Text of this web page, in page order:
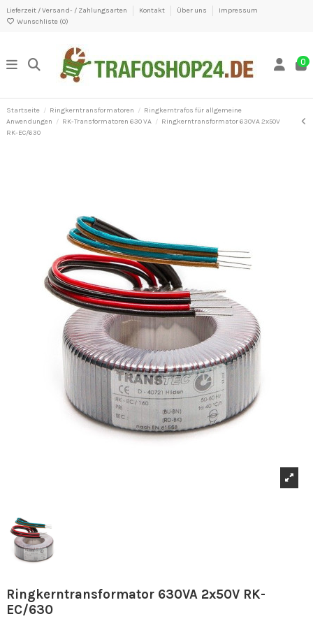
Lieferzeit / Versand- / Zahlungsarten Kontakt Über uns
Impressum
Wunschliste (0)
0
Startseite Ringkerntransformatoren
Ringkerntrafos für allgemeine
Anwendungen
RK-Transformatoren 630 VA
Ringkerntransformator 630VA 2x50V
RK-EC/630
Ringkerntransformator 630VA 2x50V RK-
EC/630